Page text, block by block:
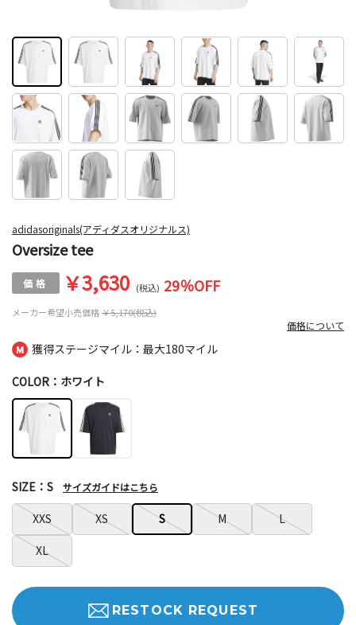
獲得ステージマイル：最大180マイル
adidasoriginals(アディダスオリジナルス)
Oversize tee
メーカー希望小売価格￥5,170(税込)
￥3,630 (税込) 29％OFF
価格について
COLOR：ホワイト
XXS XS S M
L
XL
SIZE：S サイズガイドはこちら
RESTOCK REQUEST